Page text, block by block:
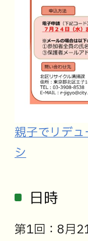
親子でリデ
シ
日時
第1回：8月